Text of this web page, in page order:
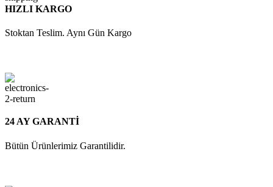
HIZLI KARGO
Stoktan Teslim. Aynı Gün Kargo
24 AY GARANTİ
Bütün Ürünlerimiz Garantilidir.